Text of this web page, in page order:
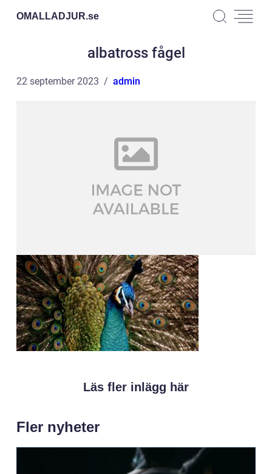
OMALLADJUR.se
albatross fågel
22 september 2023 admin
Läs fler inlägg här
Fler nyheter